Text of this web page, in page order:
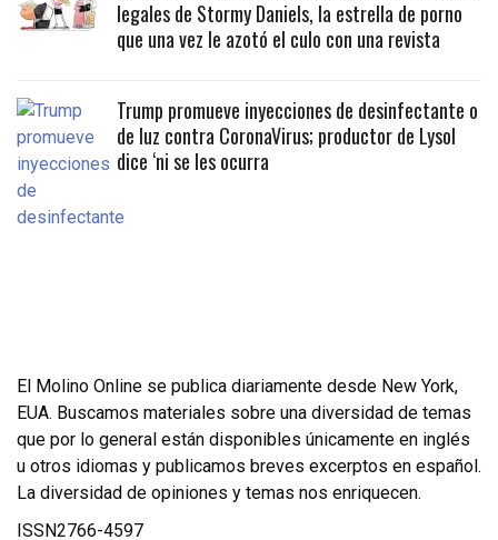
legales de Stormy Daniels, la estrella de porno
que una vez le azotó el culo con una revista
Trump promueve inyecciones de desinfectante o
de luz contra CoronaVirus; productor de Lysol
dice ‘ni se les ocurra
El Molino Online se publica diariamente desde New York,
EUA. Buscamos materiales sobre una diversidad de temas
que por lo general están disponibles únicamente en inglés
u otros idiomas y publicamos breves excerptos en español.
La diversidad de opiniones y temas nos enriquecen.
ISSN2766-4597